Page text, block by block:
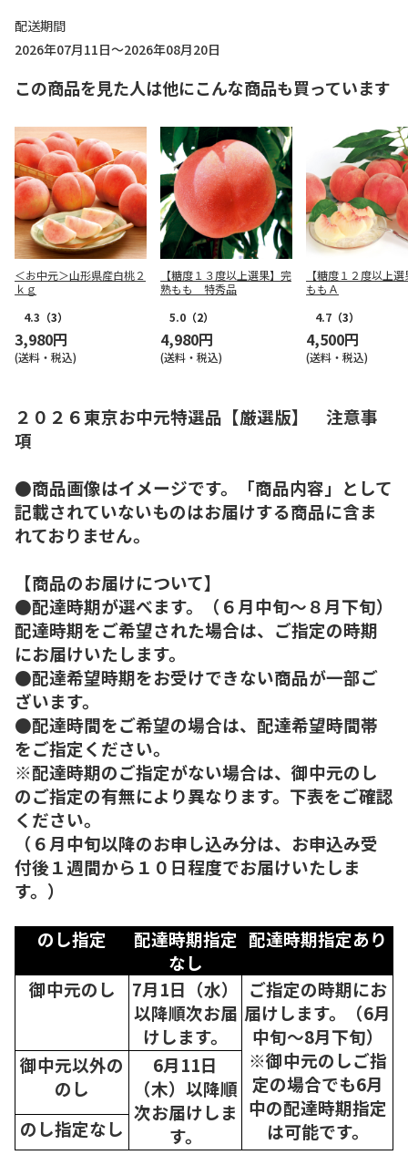
配送期間
2026年07月11日～2026年08月20日
この商品を見た人は他にこんな商品も買っています
＜お中元＞山形県産白桃２
ｋｇ
4.3 （3）
3,980円
(送料・税込)
【糖度１３度以上選果】完
熟もも 特秀品
5.0 （2）
4,980円
(送料・税込)
【糖度１２度以上
ももＡ
4.7 （3）
4,500円
(送料・税込)
２０２６東京お中元特選品【厳選版】 注意事
項
●商品画像はイメージです。「商品内容」として
記載されていないものはお届けする商品に含ま
れておりません。
【商品のお届けについて】
●配達時期が選べます。（６月中旬～８月下旬）
配達時期をご希望された場合は、ご指定の時期
にお届けいたします。
●配達希望時期をお受けできない商品が一部ご
ざいます。
●配達時間をご希望の場合は、配達希望時間帯
をご指定ください。
※配達時期のご指定がない場合は、御中元のし
のご指定の有無により異なります。下表をご確認
ください。
（６月中旬以降のお申し込み分は、お申込み受
付後１週間から１０日程度でお届けいたしま
す。）
のし指定
配達時期指定
なし
配達時期指定あり
御中元のし
7月1日（水）
以降順次お届
けします。
ご指定の時期にお
届けします。（6月
中旬～8月下旬）
※御中元のしご指
定の場合でも6月
中の配達時期指定
は可能です。
御中元以外の
のし
6月11日
（木）以降順
次お届けしま
す。
のし指定なし